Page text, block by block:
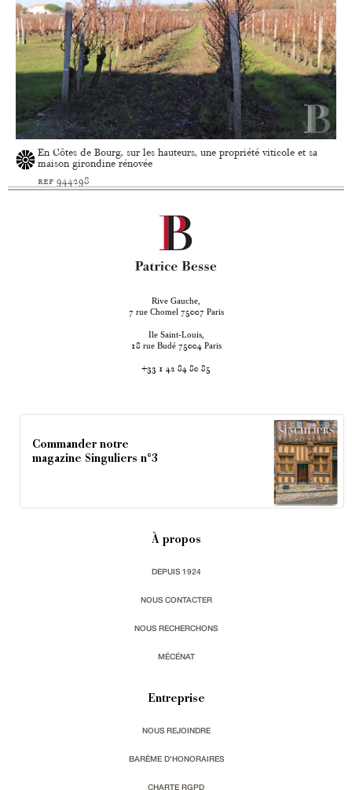
En Côtes de Bourg, sur les hauteurs, une propriété viticole et sa
maison girondine rénovée
ref 944298
Rive Gauche,
7 rue Chomel 75007 Paris
Ile Saint-Louis,
18 rue Budé 75004 Paris
+33 1 42 84 80 85
Commander notre
magazine Singuliers n°3
À propos
DEPUIS 1924
NOUS CONTACTER
NOUS RECHERCHONS
MÉCÉNAT
Entreprise
NOUS REJOINDRE
BARÈME D'HONORAIRES
CHARTE RGPD